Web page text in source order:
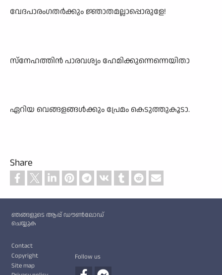
വേദപാരംഗതർക്കും ജ്ഞാതമല്ലാപ്പൊരുളേ!
സ്നേഹത്തിൻ പാരവശ്യം ഹേമിക്കുന്നെന്നെയിതാ
ഏറിയ വെങ്ങളങ്ങൾക്കും പ്രേമം കെടുത്തുകൂടാ.
Share
ഞങ്ങളുടെ ആപ്പ് ഡൗൺലോഡ്
ചെയ്യുക
Footer
Contact
Copyright
Site map
Follow us